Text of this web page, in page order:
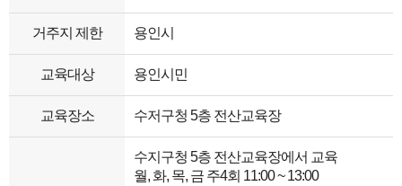
거주지 제한 용인시
교육대상 용인시민
교육장소 수저구청 5층 전산교육장
수지구청 5층 전산교육장에서 교육
월, 화, 목, 금 주4회 11:00 ~ 13:00